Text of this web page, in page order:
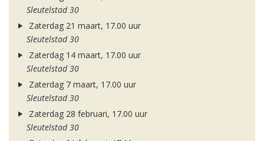
Sleutelstad 30
Zaterdag 21 maart, 17.00 uur
Sleutelstad 30
Zaterdag 14 maart, 17.00 uur
Sleutelstad 30
Zaterdag 7 maart, 17.00 uur
Sleutelstad 30
Zaterdag 28 februari, 17.00 uur
Sleutelstad 30